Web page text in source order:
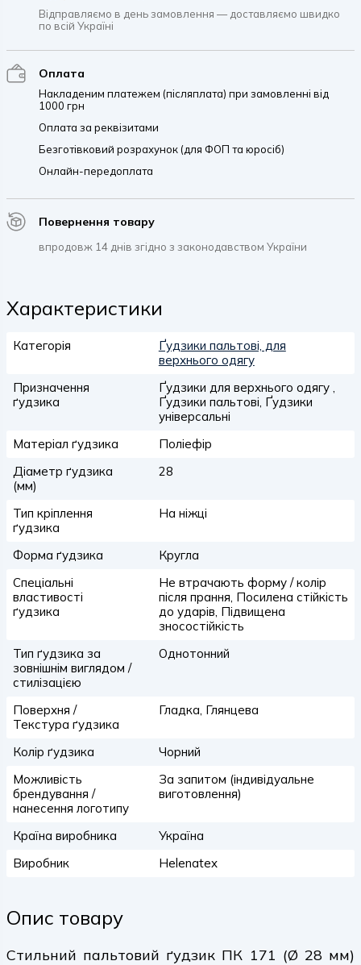
Відправляємо в день замовлення — доставляємо швидко
по всій Україні
Оплата
Накладеним платежем (післяплата) при замовленні від
1000 грн
Оплата за реквізитами
Безготівковий розрахунок (для ФОП та юросіб)
Онлайн-передоплата
Повернення товару
впродовж 14 днів згідно з законодавством України
Характеристики
Категорія
Ґудзики пальтові, для
верхнього одягу
Призначення
ґудзика
Ґудзики для верхнього одягу ,
Ґудзики пальтові, Ґудзики
універсальні
Матеріал ґудзика
Поліефір
Діаметр ґудзика
(мм)
28
Тип кріплення
ґудзика
На ніжці
Форма ґудзика
Кругла
Спеціальні
властивості
ґудзика
Не втрачають форму / колір
після прання, Посилена стійкість
до ударів, Підвищена
зносостійкість
Тип ґудзика за
зовнішнім виглядом /
стилізацією
Однотонний
Поверхня /
Текстура ґудзика
Гладка, Глянцева
Колір ґудзика
Чорний
Можливість
брендування /
нанесення логотипу
За запитом (індивідуальне
виготовлення)
Країна виробника
Україна
Виробник
Helenatex
Опис товару
Стильний пальтовий ґудзик ПК 171 (Ø 28 мм)